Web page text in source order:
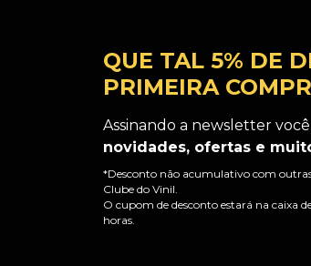
QUE TAL 5% DE
PRIMEIRA
Assinando a newsletter
novidades, ofertas e
*Desconto não acumulativo com
Clube do Vinil.
O cupom de desconto estará na caixa
horas.